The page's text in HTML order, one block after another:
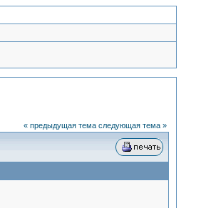
« предыдущая тема следующая тема »